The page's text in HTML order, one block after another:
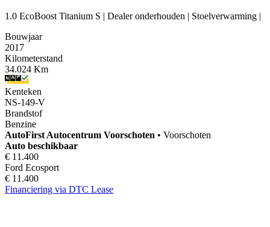
1.0 EcoBoost Titanium S | Dealer onderhouden | Stoelverwarming |
Bouwjaar
2017
Kilometerstand
34.024 Km
Kenteken
NS-149-V
Brandstof
Benzine
AutoFirst Autocentrum Voorschoten • Voorschoten
Auto beschikbaar
€ 11.400
Ford Ecosport
€ 11.400
Financiering via DTC Lease